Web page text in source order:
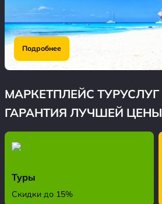
Подробнее
МАРКЕТПЛЕЙС ТУРУСЛУГ
ГАРАНТИЯ ЛУЧШЕЙ ЦЕНЫ
Туры
Скидки до 15%